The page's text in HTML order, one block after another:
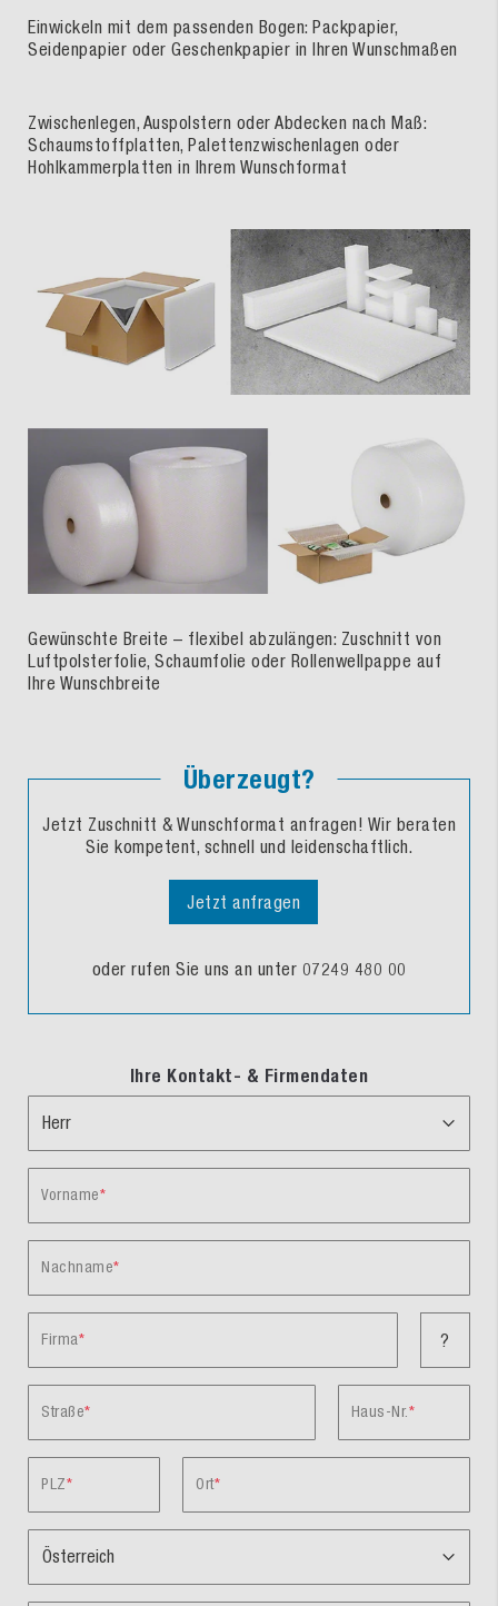
Einwickeln mit dem passenden Bogen: Packpapier,
Seidenpapier oder Geschenkpapier in Ihren Wunschmaßen
Zwischenlegen, Auspolstern oder Abdecken nach Maß:
Schaumstoffplatten, Palettenzwischenlagen oder
Hohlkammerplatten in Ihrem Wunschformat
Gewünschte Breite – flexibel abzulängen: Zuschnitt von
Luftpolsterfolie, Schaumfolie oder Rollenwellpappe auf
Ihre Wunschbreite
Überzeugt?
Jetzt Zuschnitt & Wunschformat anfragen! Wir beraten
Sie kompetent, schnell und leidenschaftlich.
Jetzt anfragen
oder rufen Sie uns an unter 07249 480 00
Ihre Kontakt- & Firmendaten
Vorname
Nachname
Firma ?
Straße Haus-Nr.
PLZ Ort